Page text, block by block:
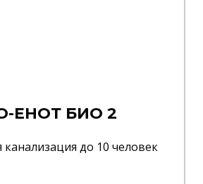
ЕНОТ БИО 2
до 10 человек